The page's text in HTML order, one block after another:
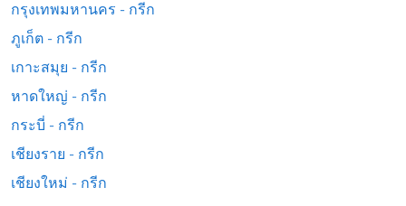
กรุงเทพมหานคร - กรีก
ภูเก็ต - กรีก
เกาะสมุย - กรีก
หาดใหญ่ - กรีก
กระบี่ - กรีก
เชียงราย - กรีก
เชียงใหม่ - กรีก